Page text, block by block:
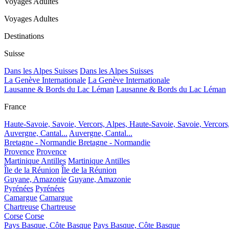
Voyages Adultes
Destinations
Suisse
Dans les Alpes Suisses Dans les Alpes Suisses
La Genève Internationale La Genève Internationale
Lausanne & Bords du Lac Léman Lausanne & Bords du Lac Léman
France
Haute-Savoie, Savoie, Vercors, Alpes, Haute-Savoie, Savoie,
Auvergne, Cantal... Auvergne, Cantal...
Bretagne - Normandie Bretagne - Normandie
Provence Provence
Martinique Antilles Martinique Antilles
Île de la Réunion Île de la Réunion
Guyane, Amazonie Guyane, Amazonie
Pyrénées Pyrénées
Camargue Camargue
Chartreuse Chartreuse
Corse Corse
Pays Basque, Côte Basque Pays Basque, Côte Basque